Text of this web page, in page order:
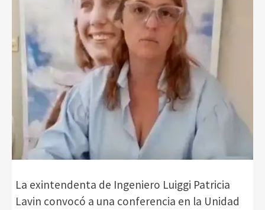
La exintendenta de Ingeniero Luiggi Patricia
Lavin convocó a una conferencia en la Unidad